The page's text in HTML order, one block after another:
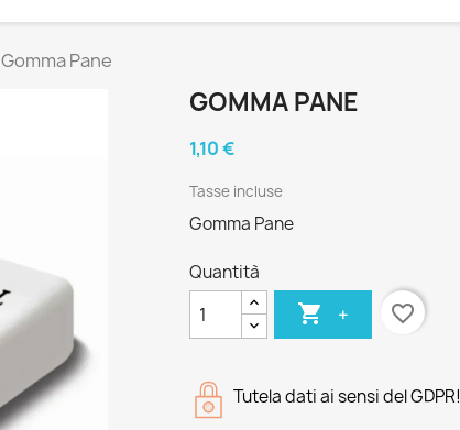
Gomma Pane
GOMMA PANE
1,10 €
Tasse incluse
Gomma Pane
Quantità
 + favorite_border
Tutela dati ai sensi del GDPR!